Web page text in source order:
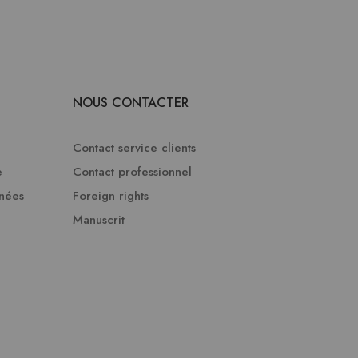
NOUS CONTACTER
Contact service clients
Contact professionnel
Foreign rights
Manuscrit